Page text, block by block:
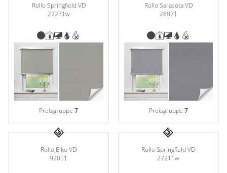
Rollo Springfield VD
27231w
Preisgruppe7
Rollo Sarasota VD
28071
Preisgruppe 7
Rollo Elko VD
92051
Rollo Springfield VD
27211w